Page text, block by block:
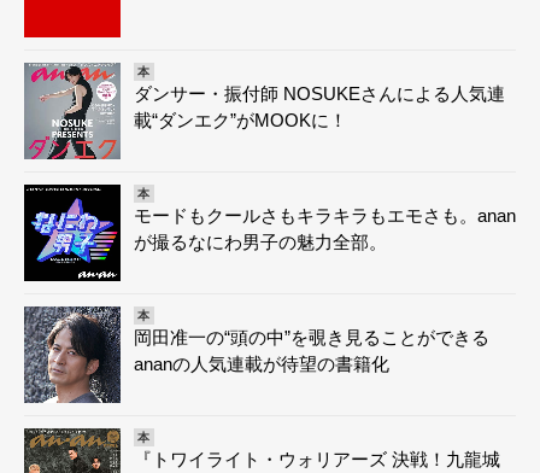
本
ダンサー・振付師 NOSUKEさんによる人気連
載“ダンエク”がMOOKに！
本
モードもクールさもキラキラもエモさも。anan
が撮るなにわ男子の魅力全部。
本
岡田准一の“頭の中”を覗き見ることができる
ananの人気連載が待望の書籍化
本
『トワイライト・ウォリアーズ 決戦！九龍城